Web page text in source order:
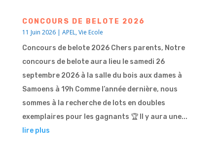
CONCOURS DE BELOTE 2026
11 Juin 2026| APEL,Vie Ecole
Concours de belote 2026 Chers parents, Notre
concours de belote aura lieu le samedi 26
septembre 2026 à la salle du bois aux dames à
Samoens à 19h Comme l’année dernière, nous
sommes à la recherche de lots en doubles
exemplaires pour les gagnants 🏆 Il y aura une...
lire plus